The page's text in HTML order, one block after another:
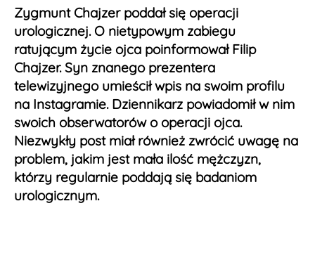
Zygmunt Chajzer poddał się operacji
urologicznej. O nietypowym zabiegu
ratującym życie ojca poinformował Filip
Chajzer. Syn znanego prezentera
telewizyjnego umieścił wpis na swoim profilu
na Instagramie. Dziennikarz powiadomił w nim
swoich obserwatorów o operacji ojca.
Niezwykły post miał również zwrócić uwagę na
problem, jakim jest mała ilość mężczyzn,
którzy regularnie poddają się badaniom
urologicznym.